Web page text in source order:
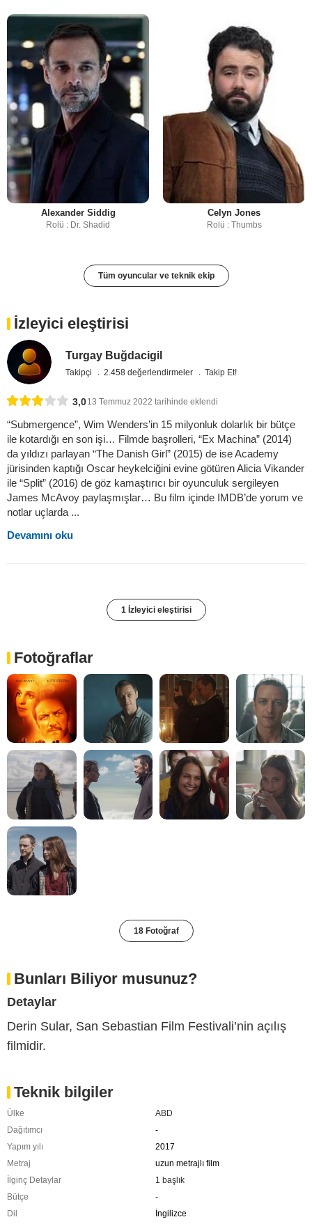
Alexander Siddig
Rolü : Dr. Shadid
Celyn Jones
Rolü : Thumbs
Tüm oyuncular ve teknik ekip
İzleyici eleştirisi
Turgay Buğdacigil
Takipçi 2.458 değerlendirmeler Takip Et!
3,013 Temmuz 2022 tarihinde eklendi
“Submergence”, Wim Wenders’in 15 milyonluk dolarlık bir bütçe
ile kotardığı en son işi… Filmde başrolleri, “Ex Machina” (2014)
da yıldızı parlayan “The Danish Girl” (2015) de ise Academy
jürisinden kaptığı Oscar heykelciğini evine götüren Alicia Vikander
ile “Split” (2016) de göz kamaştırıcı bir oyunculuk sergileyen
James McAvoy paylaşmışlar… Bu film içinde IMDB’de yorum ve
notlar uçlarda ...
Devamını oku
1 İzleyici eleştirisi
Fotoğraflar
18 Fotoğraf
Bunları Biliyor musunuz?
Detaylar
Derin Sular, San Sebastian Film Festivali’nin açılış
filmidir.
Teknik bilgiler
Ülke
ABD
Dağıtımcı
-
Yapım yılı
2017
Metraj
uzun metrajlı film
İlginç Detaylar
1 başlık
Bütçe
-
Dil
İngilizce